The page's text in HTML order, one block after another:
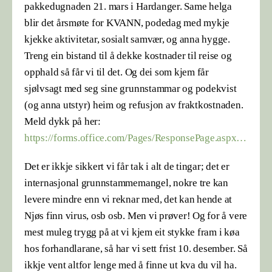
pakkedugnaden 21. mars i Hardanger. Same helga
blir det årsmøte for KVANN, podedag med mykje
kjekke aktivitetar, sosialt samvær, og anna hygge.
Treng ein bistand til å dekke kostnader til reise og
opphald så får vi til det. Og dei som kjem får
sjølvsagt med seg sine grunnstammar og podekvist
(og anna utstyr) heim og refusjon av fraktkostnaden.
Meld dykk på her:
https://forms.office.com/Pages/ResponsePage.aspx…
Det er ikkje sikkert vi får tak i alt de tingar; det er
internasjonal grunnstammemangel, nokre tre kan
levere mindre enn vi reknar med, det kan hende at
Njøs finn virus, osb osb. Men vi prøver! Og for å vere
mest muleg trygg på at vi kjem eit stykke fram i køa
hos forhandlarane, så har vi sett frist 10. desember. Så
ikkje vent altfor lenge med å finne ut kva du vil ha.